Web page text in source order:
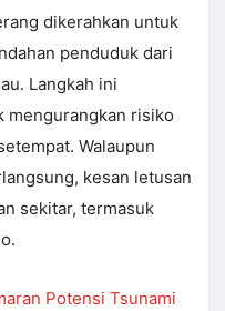
dikerahkan untuk
penduduk dari
Langkah ini
mengurangkan risiko
Walaupun
kesan letusan
sekitar, termasuk
Potensi Tsunami